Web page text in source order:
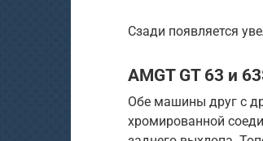
Сзади появляется
AMGT GT 63 и
Обе машины друг с
хромированной